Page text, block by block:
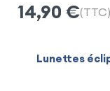
14,90 €(TTC)
Lunettes